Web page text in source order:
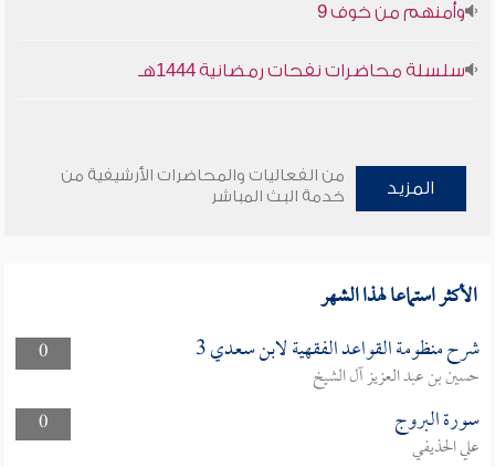
وأمنهم من خوف 9
سلسلة محاضرات نفحات رمضانية 1444هـ
المزيد
من الفعاليات والمحاضرات الأرشيفية من
خدمة البث المباشر
الأكثر استماعا لهذا الشهر
0 شرح منظومة القواعد الفقهية لابن سعدي 3
حسين بن عبد العزيز آل الشيخ
0
سورة البروج
علي الحذيفي